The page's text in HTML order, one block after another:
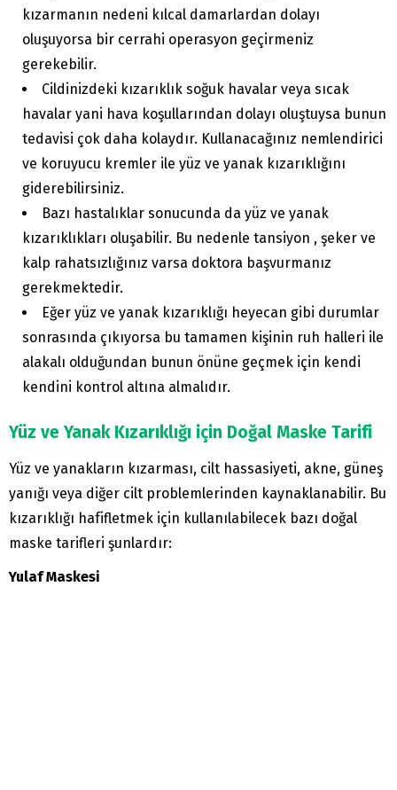
kızarmanın nedeni kılcal damarlardan dolayı
oluşuyorsa bir cerrahi operasyon geçirmeniz
gerekebilir.
Cildinizdeki kızarıklık soğuk havalar veya sıcak
havalar yani hava koşullarından dolayı oluştuysa bunun
tedavisi çok daha kolaydır. Kullanacağınız nemlendirici
ve koruyucu kremler ile yüz ve yanak kızarıklığını
giderebilirsiniz.
Bazı hastalıklar sonucunda da yüz ve yanak
kızarıklıkları oluşabilir. Bu nedenle tansiyon , şeker ve
kalp rahatsızlığınız varsa doktora başvurmanız
gerekmektedir.
Eğer yüz ve yanak kızarıklığı heyecan gibi durumlar
sonrasında çıkıyorsa bu tamamen kişinin ruh halleri ile
alakalı olduğundan bunun önüne geçmek için kendi
kendini kontrol altına almalıdır.
Yüz ve Yanak Kızarıklığı için Doğal Maske Tarifi
Yüz ve yanakların kızarması, cilt hassasiyeti, akne, güneş
yanığı veya diğer cilt problemlerinden kaynaklanabilir. Bu
kızarıklığı hafifletmek için kullanılabilecek bazı doğal
maske tarifleri şunlardır:
Yulaf Maskesi